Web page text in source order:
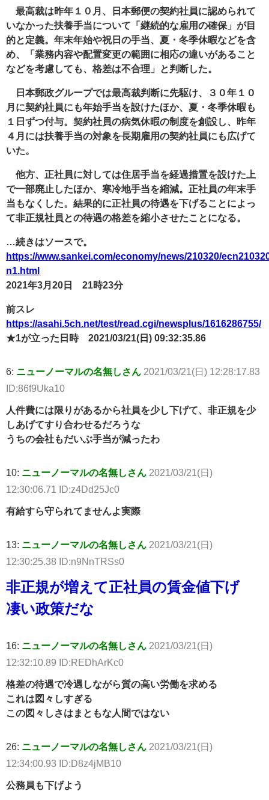
最高裁は昨年１０月、日本郵便の契約社員に認められて
いなかった扶養手当について「継続的な雇用の確保」が目
的と定義。年末年始や祝日の手当、夏・冬季休暇などを含
め、「業務内容や配置変更の範囲に相応の違いがあること
などを考慮しても、格差は不合理」と判断した。
日本郵政グループでは最高裁判断に先駆け、３０年１０
月に契約社員にも年始手当を設けたほか、夏・冬季休暇も
１日ずつ付与。契約社員の病気休暇の制度を創設し、昨年
４月には扶養手当の対象を長期雇用の契約社員にも広げて
いた。
他方、正社員に対しては住居手当を経過措置を設けた上
で一部廃止したほか、寒冷地手当を縮減。正社員の年末手
当もなくした。結果的に正社員の待遇を下げることによっ
て非正規社員との待遇の格差を縮小させたことになる。
…続きはソースで。
https://www.sankei.com/economy/news/210320/
n1.html
2021年3月20日 21時23分
前スレ
https://asahi.5ch.net/test/read.cgi/newsplus/1616286755/
★1が立った日時 2021/03/21(日) 09:32:35.86
6: ニューノーマルの名無しさん 2021/03/21(日) 12:28:17.83
ID:86f9Uka10
人件費には限りがあるから社員を少し下げて、非正規を少
しあげてすり合わせるだろうな
うちの会社もだいぶ手当が減ったわ
10: ニューノーマルの名無しさん 2021/03/21(日)
12:30:06.71 ID:z4Dd25Jc0
有給すら守られてませんよ実際
13: ニューノーマルの名無しさん 2021/03/21(日)
12:30:25.38 ID:n9NnTRSs0
非正規が増えて正社員の賃金値下げ
凄い政策だな
16: ニューノーマルの名無しさん 2021/03/21(日)
12:32:10.89 ID:REDhArKc0
格差の待遇で冷遇しながら質の高い労働を求める
これは図々しすぎる
この図々しさはまともな人間ではない
26: ニューノーマルの名無しさん 2021/03/21(日)
12:34:00.93 ID:D8z4jMB10
公務員も下げよう